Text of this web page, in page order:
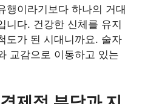
행이라기보다 하나의 거대
니다. 건강한 신체를 유지
도가 된 시대니까요. 술자
교감으로 이동하고 있는